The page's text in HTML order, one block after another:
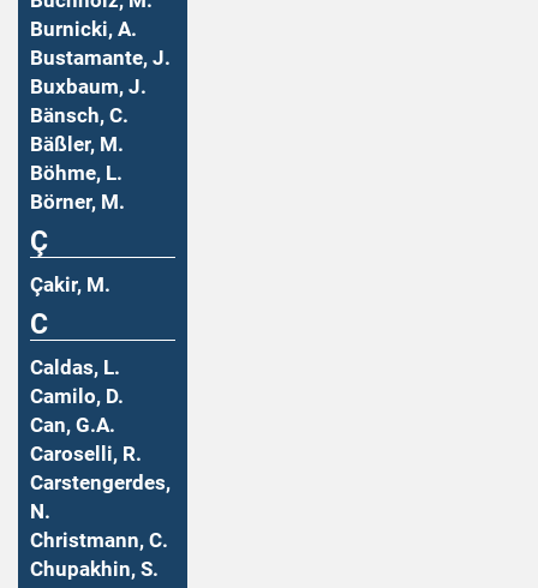
Burnicki, A.
Bustamante, J.
Buxbaum, J.
Bänsch, C.
Bäßler, M.
Böhme, L.
Börner, M.
Ç
Çakir, M.
C
Caldas, L.
Camilo, D.
Can, G.A.
Caroselli, R.
Carstengerdes,
N.
Christmann, C.
Chupakhin, S.